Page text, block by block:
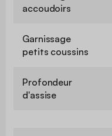
accoudoirs
Garnissage
petits coussins
Profondeur
d'assise